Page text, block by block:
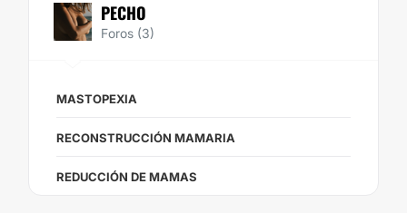
PECHO
Foros (3)
MASTOPEXIA
RECONSTRUCCIÓN MAMARIA
REDUCCIÓN DE MAMAS